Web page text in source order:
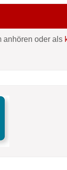
anhören oder als